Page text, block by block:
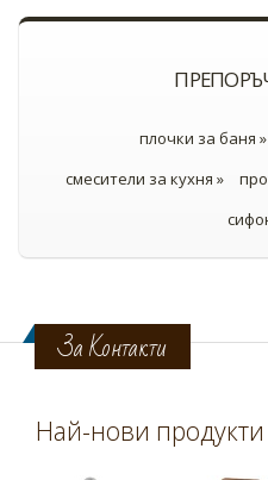
плочки за баня »
смесители за кухня »
За Контакти
Най-нови продукти